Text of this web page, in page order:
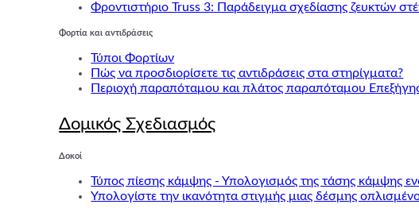
Φροντιστήριο Truss 3: Παράδειγμα σχεδίασης ζευκτών
Φορτία και αντιδράσεις
Τύποι Φορτίων
Πώς να προσδιορίσετε τις αντιδράσεις στα στηρίγματα?
Περιοχή παραπόταμου και πλάτος παραπόταμου
Δομικός Σχεδιασμός
Δοκοί
Τύπος πίεσης κάμψης - Υπολογισμός της τάσης κάμψης
Υπολογίστε την ικανότητα στιγμής μιας δέσμης